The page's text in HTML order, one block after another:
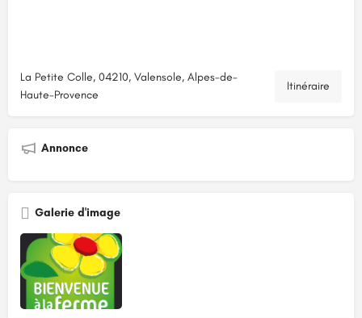
La Petite Colle, 04210, Valensole, Alpes-de-
Haute-Provence
Itinéraire
Annonce
Galerie d'image